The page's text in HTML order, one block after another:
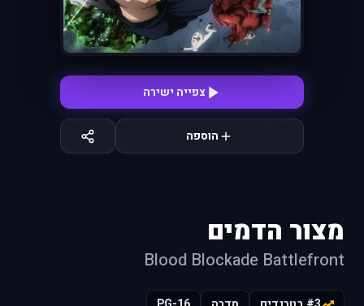
צפייה ישירה
הוספה
מצור הדמים
Blood Blockade Battlefront